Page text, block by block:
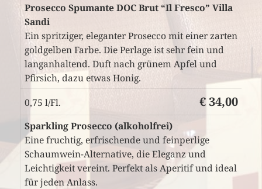
Prosecco Spumante DOC Brut “Il Fresco” Villa
Sandi
Ein spritziger, eleganter Prosecco mit einer zarten
goldgelben Farbe. Die Perlage ist sehr fein und
langanhaltend. Duft nach grünem Apfel und
Pfirsich, dazu etwas Honig.
0,75 l/Fl.
€ 34,00
Sparkling Prosecco (alkoholfrei)
Eine fruchtig, erfrischende und feinperlige
Schaumwein-Alternative, die Eleganz und
Leichtigkeit vereint. Perfekt als Aperitif und ideal
für jeden Anlass.